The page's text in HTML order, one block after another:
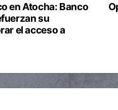
en Atocha: Banco
su
el acceso a